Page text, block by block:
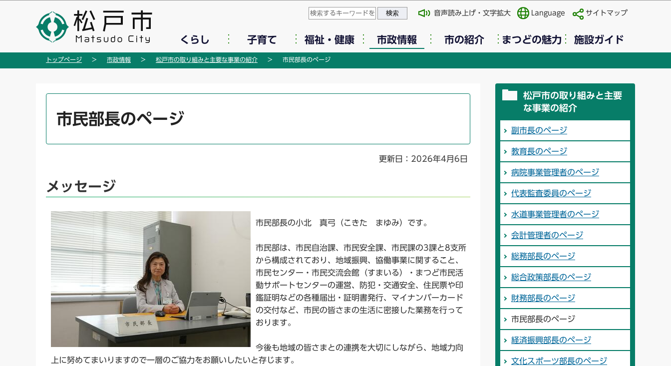
の
このページの本文へ移動
音声読み上げ・文字拡大 Language サイトマップ
くらし 子育て 福祉・健康 市政情報 市の紹介 まつどの魅力 施設ガイド
トップページ 市政情報 松戸市の取り組みと主要な事業の紹介 市民部長のページ
市民部長のページ
更新日：2026年4月6日
メッセージ
市民部長の小北 真弓（こきた まゆみ）です。
市民部は、市民自治課、市民安全課、市民課の3課と8支所
から構成されており、地域振興、協働事業に関すること、
市民センター・市民交流会館（すまいる）・まつど市民活
動サポートセンターの運営、防犯・交通安全、住民票や印
鑑証明などの各種届出・証明書発行、マイナンバーカード
の交付など、市民の皆さまの生活に密接した業務を行って
おります。
今後も地域の皆さまとの連携を大切にしながら、地域力向
上に努めてまいりますので一層のご協力をお願いしたいと存じます。
松戸市の取り組みと主要
な事業の紹介
副市長のページ
教育長のページ
病院事業管理者のページ
代表監査委員のページ
水道事業管理者のページ
会計管理者のページ
総務部長のページ
総合政策部長のページ
財務部長のページ
市民部長のページ
経済振興部長のページ
文化スポーツ部長のページ